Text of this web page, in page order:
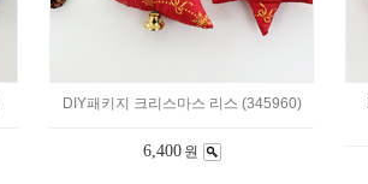
DIY패키지 크리스마스 리스 (345960)
6,400 원